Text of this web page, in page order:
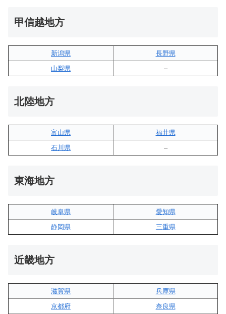
甲信越地方
新潟県
長野県
山梨県
–
北陸地方
富山県
福井県
石川県
–
東海地方
岐阜県
愛知県
静岡県
三重県
近畿地方
滋賀県
兵庫県
京都府
奈良県